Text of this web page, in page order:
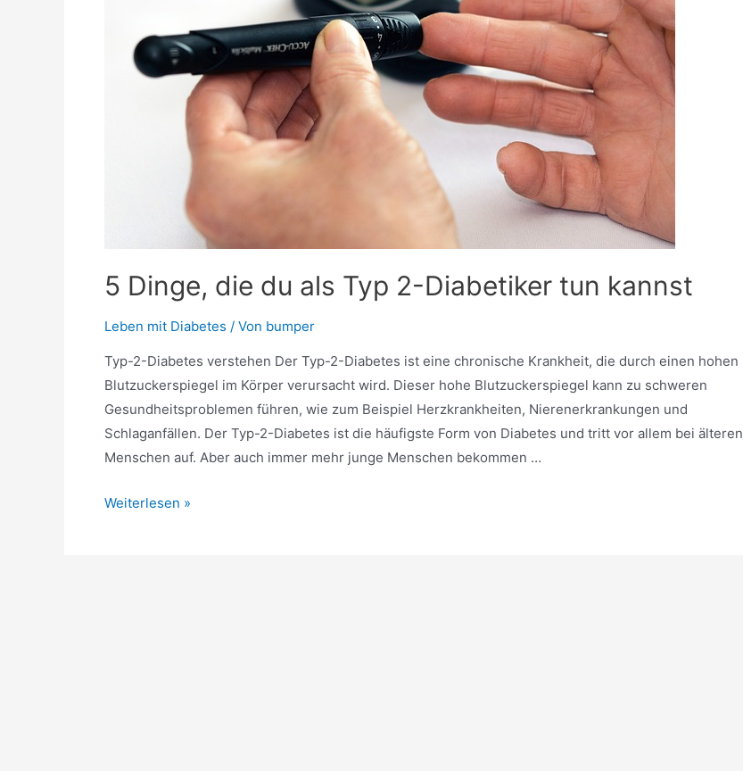
5 Dinge, die du als Typ 2-Diabetiker tun kannst
Leben mit Diabetes / Von bumper
Typ-2-Diabetes verstehen Der Typ-2-Diabetes ist eine chronische Krankheit, die durch einen hohen
Blutzuckerspiegel im Körper verursacht wird. Dieser hohe Blutzuckerspiegel kann zu schweren
Gesundheitsproblemen führen, wie zum Beispiel Herzkrankheiten, Nierenerkrankungen und
Schlaganfällen. Der Typ-2-Diabetes ist die häufigste Form von Diabetes und tritt vor allem bei älteren
Menschen auf. Aber auch immer mehr junge Menschen bekommen …
5
Weiterlesen »